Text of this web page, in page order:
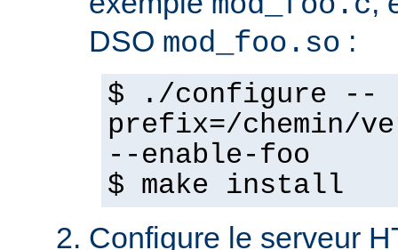
DSO mod_foo.so :
$ ./configure --
prefix=/chemin/
--enable-foo
$ make install
Configure le serveur